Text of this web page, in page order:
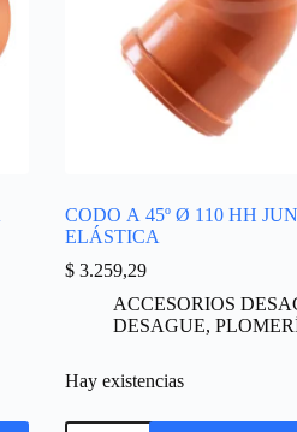
CODO A 45º Ø 110 HH
ELÁSTICA
$3.259,29
ACCESORIOS
DESAGUE,
Hay existencias